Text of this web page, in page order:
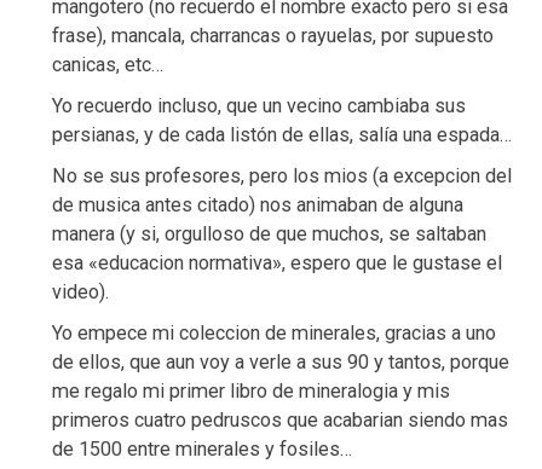
mangotero (no recuerdo el nombre exacto pero si esa
frase), mancala, charrancas o rayuelas, por supuesto
canicas, etc…
Yo recuerdo incluso, que un vecino cambiaba sus
persianas, y de cada listón de ellas, salía una espada…
No se sus profesores, pero los mios (a excepcion del
de musica antes citado) nos animaban de alguna
manera (y si, orgulloso de que muchos, se saltaban
esa «educacion normativa», espero que le gustase el
video).
Yo empece mi coleccion de minerales, gracias a uno
de ellos, que aun voy a verle a sus 90 y tantos, porque
me regalo mi primer libro de mineralogia y mis
primeros cuatro pedruscos que acabarian siendo mas
de 1500 entre minerales y fosiles…